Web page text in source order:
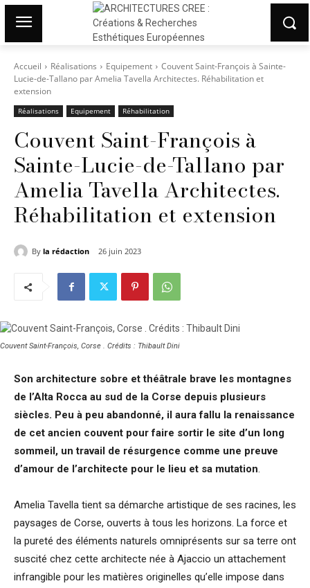
Accueil Réalisations Equipement
Couvent Saint-François à Sainte-
Lucie-de-Tallano par Amelia Tavella Architectes. Réhabilitation et
extension
Réalisations Equipement Réhabilitation
Couvent Saint-François à
Sainte-Lucie-de-Tallano par
Amelia Tavella Architectes.
Réhabilitation et extension
By la rédaction 26 juin 2023
Couvent Saint-François, Corse . Crédits : Thibault Dini
Son architecture sobre et théâtrale brave les montagnes
de l’Alta Rocca au sud de la Corse depuis plusieurs
siècles. Peu à peu abandonné, il aura fallu la renaissance
de cet ancien couvent pour faire sortir le site d’un long
sommeil, un travail de résurgence comme une preuve
d’amour de l’architecte pour le lieu et sa mutation.
Amelia Tavella tient sa démarche artistique de ses racines, les
paysages de Corse, ouverts à tous les horizons. La force et
la pureté des éléments naturels omniprésents sur sa terre ont
suscité chez cette architecte née à Ajaccio un attachement
infrangible pour les matières originelles qu’elle impose dans